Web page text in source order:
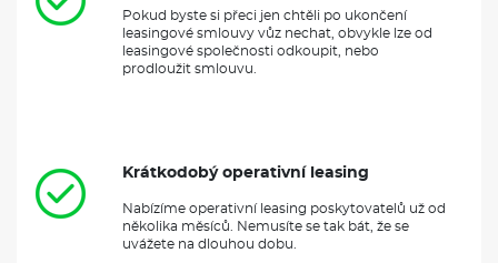
Pokud byste si přeci jen chtěli po ukončení
leasingové smlouvy vůz nechat, obvykle lze od
leasingové společnosti odkoupit, nebo
prodloužit smlouvu.
Krátkodobý operativní leasing
Nabízíme operativní leasing poskytovatelů už od
několika měsíců. Nemusíte se tak bát, že se
uvážete na dlouhou dobu.